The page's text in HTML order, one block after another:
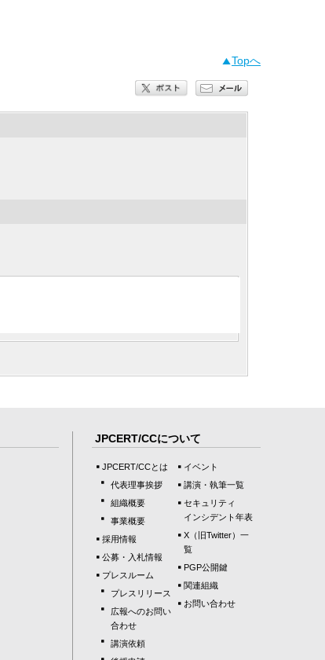
Topへ
JPCERT/CCについて
JPCERT/CCとは
代表理事挨拶
組織概要
事業概要
採用情報
公募・入札情報
プレスルーム
プレスリリース
広報へのお問い
合わせ
講演依頼
イベント
講演・執筆一覧
セキュリティ
インシデント年表
X（旧Twitter）一
覧
PGP公開鍵
関連組織
お問い合わせ